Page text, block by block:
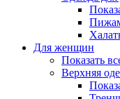
Для женщин
Показать
Верхняя